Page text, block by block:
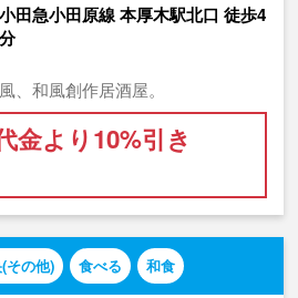
小田急小田原線 本厚木駅北口 徒歩4
分
、和風創作居酒屋。
金より10%引き
その他) 食べる 和食